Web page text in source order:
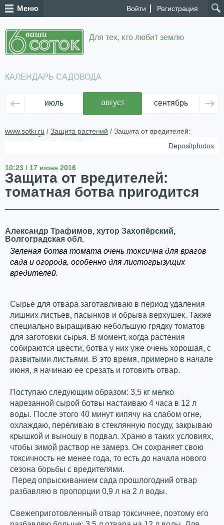
Войти Регистрация
Меню
Для тех, кто любит землю
КАЛЕНДАРЬ САДОВОДА
июль август сентябрь
www.sotki.ru / Защита растений / Защита от вредителей:
томатная ботва пригодится
Depositphotos
10:23 / 17 июня 2016
Защита от вредителей:
томатная ботва пригодится
Александр Трафимов, хутор Захопёрский,
Волгоградская обл.
Зеленая ботва томата очень токсична для врагов
сада и огорода, особенно для листогрызущих
вредителей.
Сырье для отвара заготавливаю в период удаления
лишних листьев, пасынков и обрыва верхушек. Также
специально выращиваю небольшую грядку томатов
для заготовки сырья. В момент, когда растения
собираются цвести, ботва у них уже очень хорошая, с
развитыми листьями. В это время, примерно в начале
июня, я начинаю ее срезать и готовить отвар.
Поступаю следующим образом: 3,5 кг мелко
нарезанной сырой ботвы настаиваю 4 часа в 12 л
воды. После этого 40 минут кипячу на слабом огне,
охлаждаю, переливаю в стеклянную посуду, закрываю
крышкой и выношу в подвал. Храню в таких условиях,
чтобы зимой раствор не замерз. Он сохраняет свою
токсичность не менее года, то есть до начала нового
сезона борьбы с вредителями.
Перед опрыскиванием сада прошлогодний отвар
разбавляю в пропорции 0,9 л на 2 л воды.
Свежеприготовленный отвар токсичнее, поэтому его